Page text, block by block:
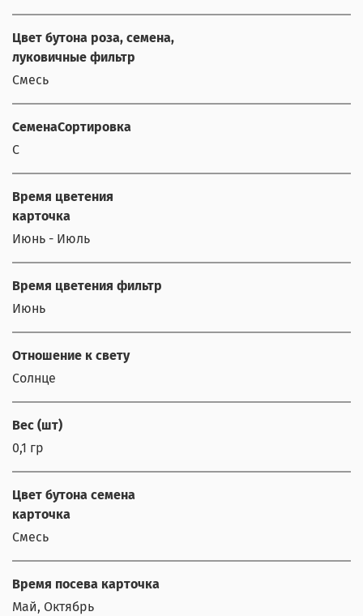
Цвет бутона роза, семена,
луковичные фильтр
Смесь
СеменаСортировка
С
Время цветения
карточка
Июнь - Июль
Время цветения фильтр
Июнь
Отношение к свету
Солнце
Вес (шт)
0,1 гр
Цвет бутона семена
карточка
Смесь
Время посева карточка
Май, Октябрь